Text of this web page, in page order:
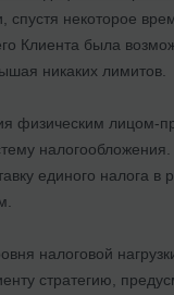
некоторое
была
никаких лимитов.
физическим лицом-
единого налога в
налоговой
стратегию,